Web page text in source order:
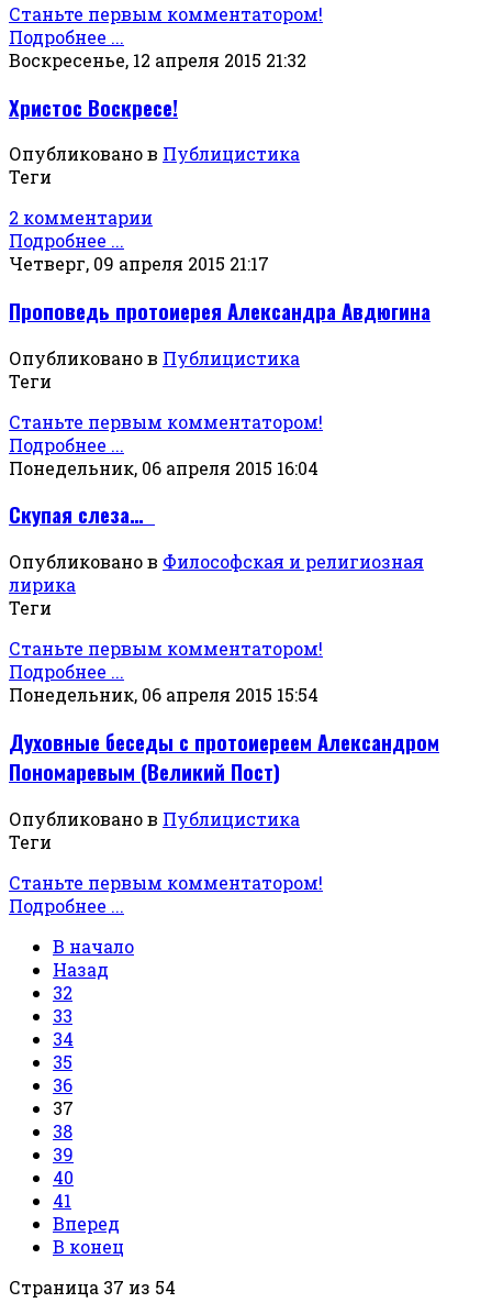
Станьте первым комментатором!
Подробнее ...
Воскресенье, 12 апреля 2015 21:32
Христос Воскресе!
Опубликовано в Публицистика
Теги
2 комментарии
Подробнее ...
Четверг, 09 апреля 2015 21:17
Проповедь протоиерея Александра Авдюгина
Опубликовано в Публицистика
Теги
Станьте первым комментатором!
Подробнее ...
Понедельник, 06 апреля 2015 16:04
Скупая слеза…
Опубликовано в Философская и религиозная
лирика
Теги
Станьте первым комментатором!
Подробнее ...
Понедельник, 06 апреля 2015 15:54
Духовные беседы с протоиереем Александром
Пономаревым (Великий Пост)
Опубликовано в Публицистика
Теги
Станьте первым комментатором!
Подробнее ...
В начало
Назад
32
33
34
35
36
37
38
39
40
41
Вперед
В конец
Страница 37 из 54